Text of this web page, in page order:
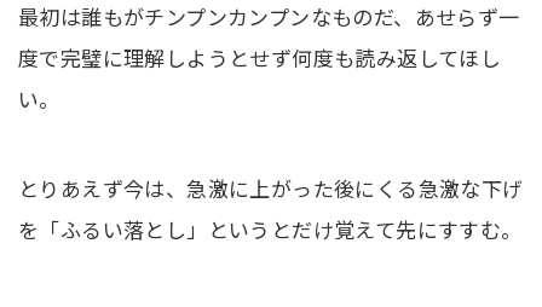
最初は誰もがチンプンカンプンなものだ、あせらず一
度で完璧に理解しようとせず何度も読み返してほし
い。
とりあえず今は、急激に上がった後にくる急激な下げ
を「ふるい落とし」というとだけ覚えて先にすすむ。